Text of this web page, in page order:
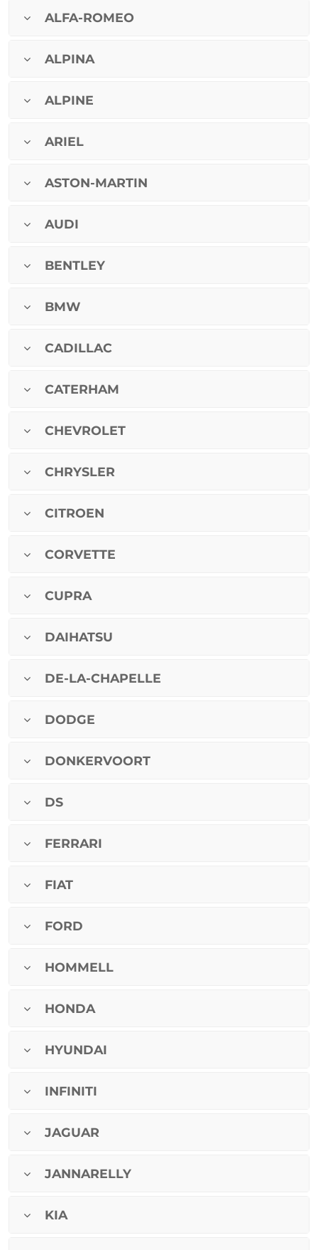
ALFA-ROMEO
ALPINA
ALPINE
ARIEL
ASTON-MARTIN
AUDI
BENTLEY
BMW
CADILLAC
CATERHAM
CHEVROLET
CHRYSLER
CITROEN
CORVETTE
CUPRA
DAIHATSU
DE-LA-CHAPELLE
DODGE
DONKERVOORT
DS
FERRARI
FIAT
FORD
HOMMELL
HONDA
HYUNDAI
INFINITI
JAGUAR
JANNARELLY
KIA